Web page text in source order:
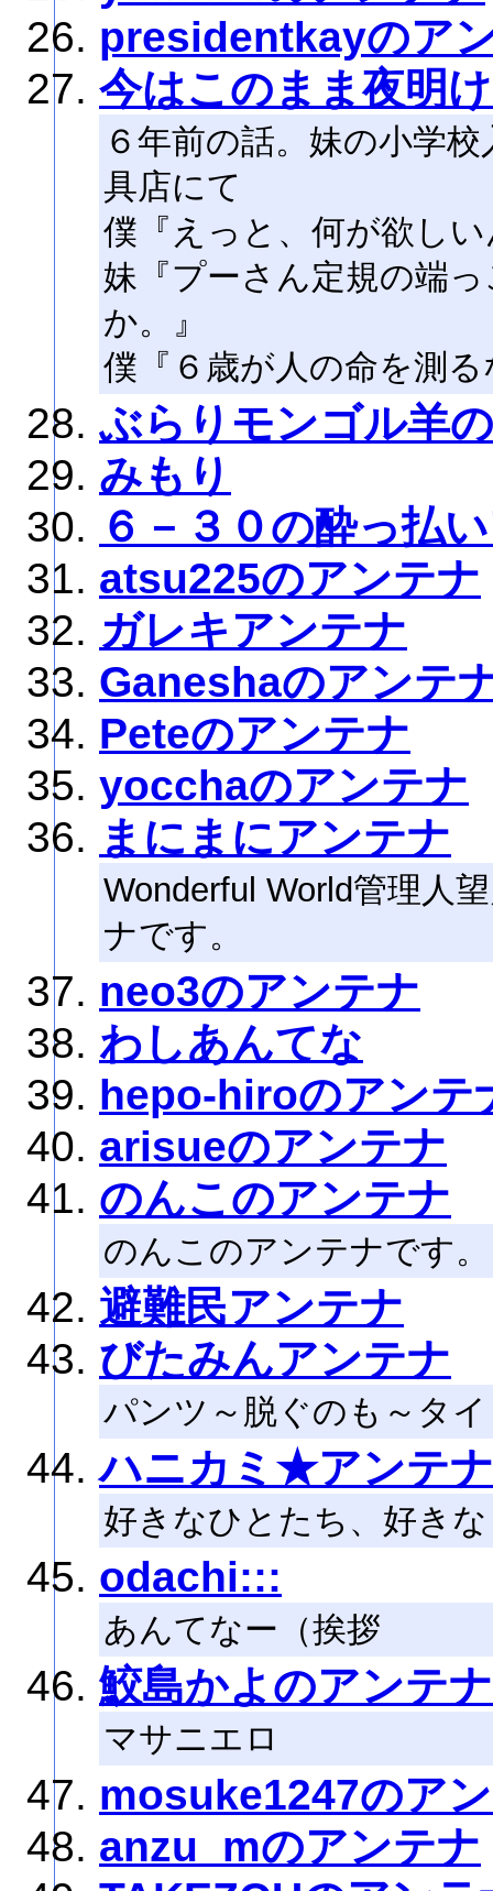
presidentkayのア
今はこのまま夜明
６年前の話。妹の小学
具店にて
僕『えっと、何が欲し
妹『プーさん定規の端
か。』
僕『６歳が人の命を測る
ぶらりモンゴル羊
みもり
６－３０の酔っ払
atsu225のアンテナ
ガレキアンテナ
Ganeshaのアンテ
Peteのアンテナ
yocchaのアンテナ
まにまにアンテナ
Wonderful World管理人
ナです。
neo3のアンテナ
わしあんてな
hepo-hiroのアンテ
arisueのアンテナ
のんこのアンテナ
のんこのアンテナです。
避難民アンテナ
びたみんアンテナ
パンツ～脱ぐのも～タ
ハニカミ★アンテナ
好きなひとたち、好き
odachi:::
あんてなー（挨拶
鮫島かよのアンテナ
マサニエロ
mosuke1247のア
anzu_mのアンテナ